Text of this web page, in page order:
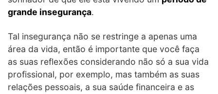
grande insegurança.
Tal insegurança não se restringe a apenas uma
área da vida, então é importante que você faça
as suas reflexões considerando não só a sua vida
profissional, por exemplo, mas também as suas
relações pessoais, a sua saúde financeira e as